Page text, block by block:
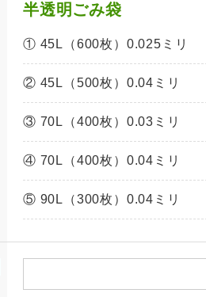
半透明ごみ袋
① 45L（600枚）0.025ミリ
② 45L（500枚）0.04ミリ
③ 70L（400枚）0.03ミリ
④ 70L（400枚）0.04ミリ
⑤ 90L（300枚）0.04ミリ